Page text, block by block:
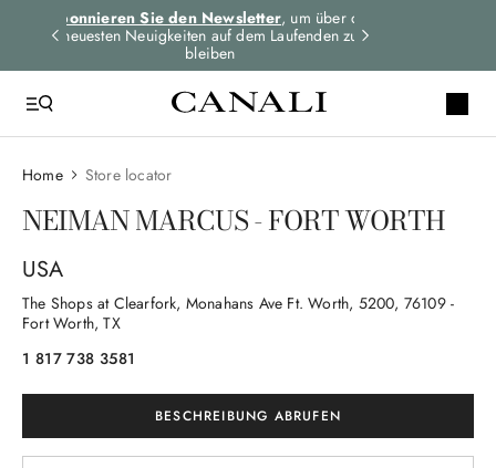
Abonnieren Sie den Newsletter, um über die
neuesten Neuigkeiten auf dem Laufenden zu
bleiben
Home Store locator
NEIMAN MARCUS - FORT WORTH
USA
The Shops at Clearfork, Monahans Ave Ft. Worth, 5200, 76109-
Fort Worth, TX
1 817 738 3581
BESCHREIBUNG ABRUFEN